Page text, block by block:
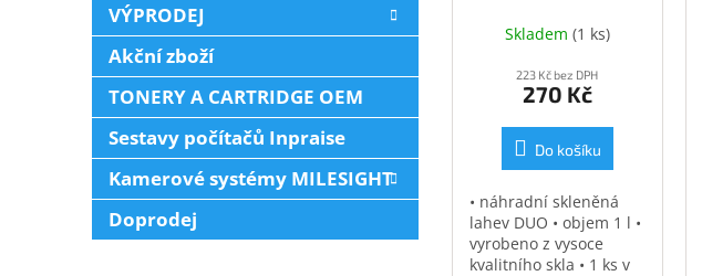
VÝPRODEJ
Akční zboží
TONERY A CARTRIDGE OEM
Sestavy počítačů Inpraise
Kamerové systémy MILESIGHT
Doprodej
Skladem (1 ks)
223 Kč bez DPH
270 Kč
Do košíku
• náhradní skleněná
lahev DUO • objem 1 l •
vyrobeno z vysoce
kvalitního skla • 1 ks v